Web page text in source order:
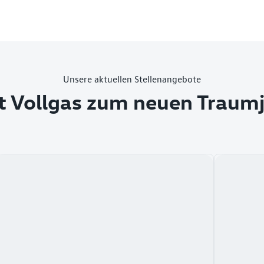
Unsere aktuellen Stellenangebote
Vollgas zum neuen